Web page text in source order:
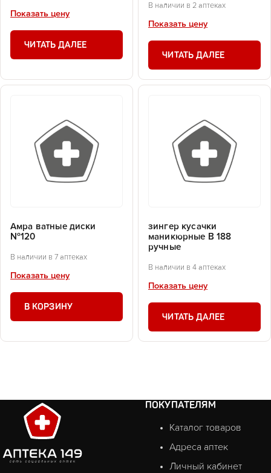
Показать цену
ЧИТАТЬ ДАЛЕЕ
В наличии в 2 аптеках
Показать цену
ЧИТАТЬ ДАЛЕЕ
Амра ватные диски
№120
В наличии в 7 аптеках
Показать цену
В КОРЗИНУ
зингер кусачки
маникюрные В 188
ручные
В наличии в 4 аптеках
Показать цену
ЧИТАТЬ ДАЛЕЕ
ПОКУПАТЕЛЯМ
Каталог товаров
Адреса аптек
Личный кабинет